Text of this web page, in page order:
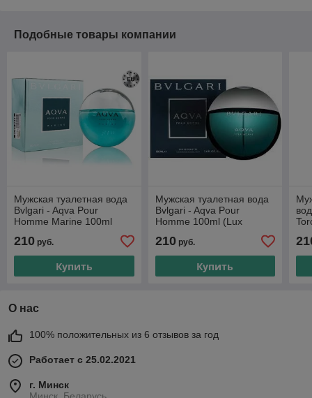
Подобные товары компании
Мужская туалетная вода
Bvlgari - Aqva Pour
Homme Marine 100ml
210 руб.
Купить
Мужская туалетная вода
Bvlgari - Aqva Pour
Homme 100ml (Lux
210руб.
Купить
О нас
100% положительных из 6 отзывов за год
Работает с 25.02.2021
г. Минск